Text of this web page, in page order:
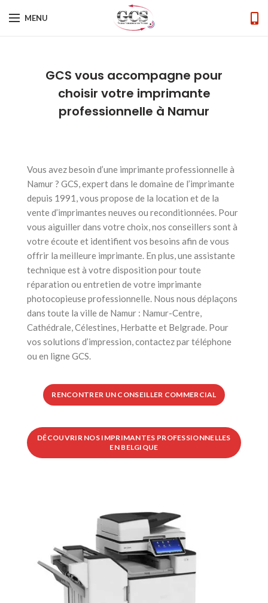
MENU
GCS vous accompagne pour
choisir votre imprimante
professionnelle à Namur
Vous avez besoin d’une imprimante professionnelle à
Namur ? GCS, expert dans le domaine de l’imprimante
depuis 1991, vous propose de la location et de la
vente d’imprimantes neuves ou reconditionnées. Pour
vous aiguiller dans votre choix, nos conseillers sont à
votre écoute et identifient vos besoins afin de vous
offrir la meilleure imprimante. En plus, une assistante
technique est à votre disposition pour toute
réparation ou entretien de votre imprimante
photocopieuse professionnelle. Nous nous déplaçons
dans toute la ville de Namur : Namur-Centre,
Cathédrale, Célestines, Herbatte et Belgrade. Pour
vos solutions d’impression, contactez par téléphone
ou en ligne GCS.
RENCONTRER UN CONSEILLER COMMERCIAL
DÉCOUVRIR NOS IMPRIMANTES PROFESSIONNELLES
EN BELGIQUE